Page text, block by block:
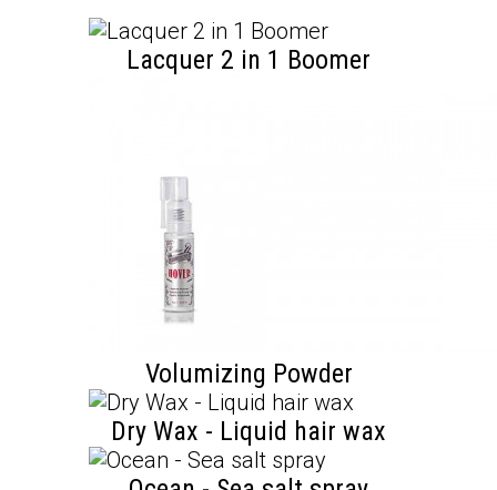
Lacquer 2 in 1 Boomer
Volumizing Powder
Dry Wax - Liquid hair wax